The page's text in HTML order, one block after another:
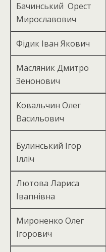
Бачинський Орест
Мирославович
Фідик Іван Якович
Масляник Дмитро
Зенонович
Ковальчин Олег
Васильович
Булинський Ігор
Ілліч
Лютова Лариса
Івапнівна
Мироненко Олег
Ігорович